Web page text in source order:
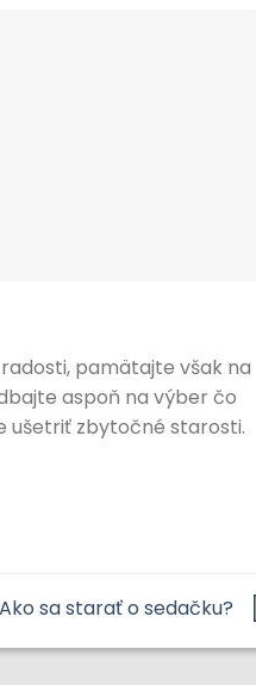
pamätajte však na
aspoň na výber čo
ušetriť zbytočné starosti.
Ako sa starať o sedačku?